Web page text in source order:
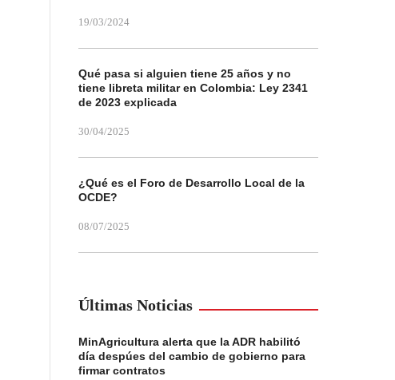
19/03/2024
Qué pasa si alguien tiene 25 años y no
tiene libreta militar en Colombia: Ley 2341
de 2023 explicada
30/04/2025
¿Qué es el Foro de Desarrollo Local de la
OCDE?
08/07/2025
Últimas Noticias
MinAgricultura alerta que la ADR habilitó
día despúes del cambio de gobierno para
firmar contratos